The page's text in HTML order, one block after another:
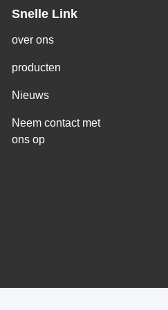
Snelle Link
over ons
producten
Nieuws
Neem contact met
ons op